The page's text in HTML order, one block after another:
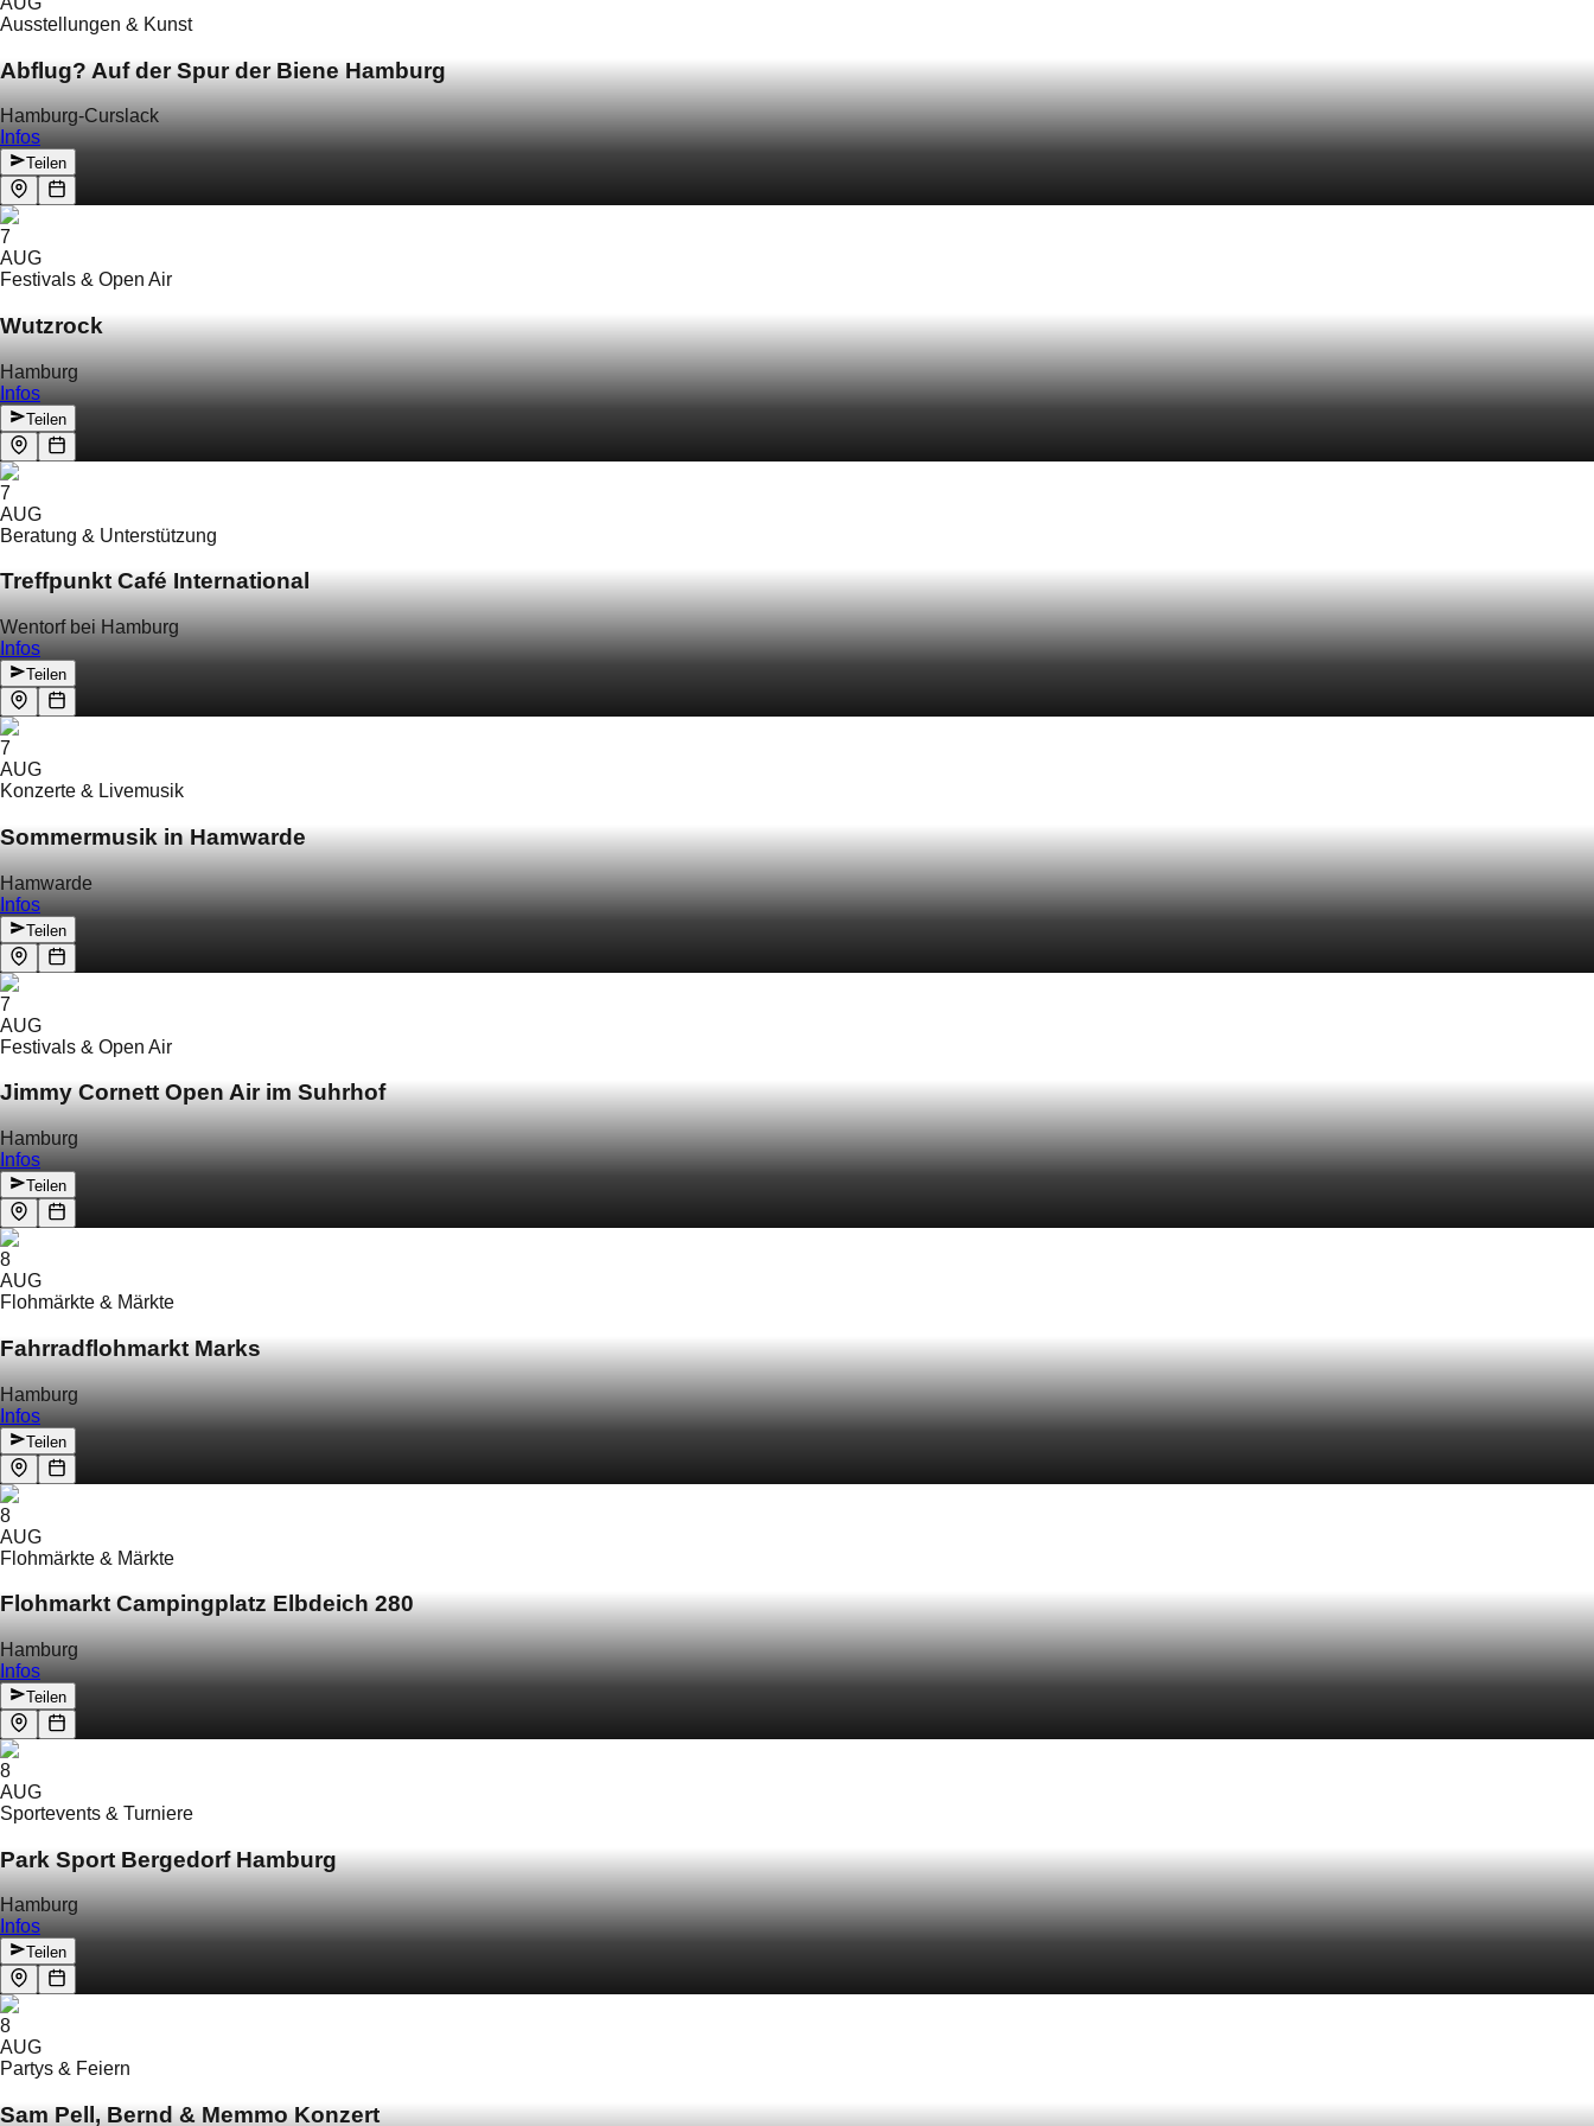
Ausstellungen & Kunst
Abflug? Auf der Spur der Biene Hamburg
Hamburg-Curslack
Infos
Teilen
7
AUG
Festivals & Open Air
Wutzrock
Hamburg
Infos
Teilen
7
AUG
Beratung & Unterstützung
Treffpunkt Café International
Wentorf bei Hamburg
Infos
Teilen
7
AUG
Konzerte & Livemusik
Sommermusik in Hamwarde
Hamwarde
Infos
Teilen
7
AUG
Festivals & Open Air
Jimmy Cornett Open Air im Suhrhof
Hamburg
Infos
Teilen
8
AUG
Flohmärkte & Märkte
Fahrradflohmarkt Marks
Hamburg
Infos
Teilen
8
AUG
Flohmärkte & Märkte
Flohmarkt Campingplatz Elbdeich 280
Hamburg
Infos
Teilen
8
AUG
Sportevents & Turniere
Park Sport Bergedorf Hamburg
Hamburg
Infos
Teilen
8
AUG
Partys & Feiern
Sam Pell, Bernd & Memmo Konzert